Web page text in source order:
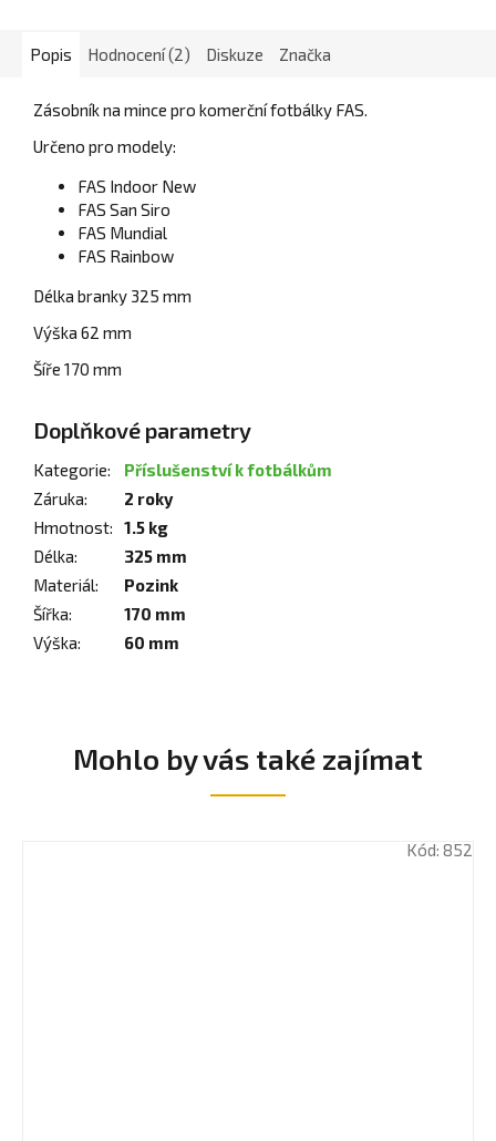
Popis Hodnocení (2) Diskuze Značka
Zásobník na mince pro komerční fotbálky FAS.
Určeno pro modely:
FAS Indoor New
FAS San Siro
FAS Mundial
FAS Rainbow
Délka branky 325 mm
Výška 62 mm
Šíře 170 mm
Doplňkové parametry
Kategorie:
Příslušenství k fotbálkům
Záruka:
2 roky
Hmotnost:
1.5 kg
Délka:
325 mm
Materiál:
Pozink
Šířka:
170 mm
Výška: 60 mm
Mohlo by vás také zajímat
Kód: 852